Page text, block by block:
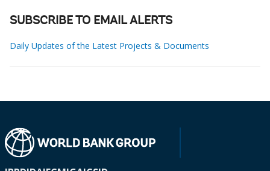
SUBSCRIBE TO EMAIL ALERTS
Daily Updates of the Latest Projects & Documents